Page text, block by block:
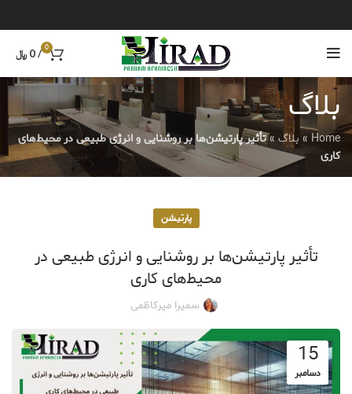
0
/
0 ﷼
بلاگ
Home
» بلاگ »تأثیر پارتیشن‌ها بر روشنایی و انرژی طبیعی در محیط‌های
کاری
پارتیشن
تأثیر پارتیشن‌ها بر روشنایی و انرژی طبیعی در
محیط‌های کاری
سمیرا میرکاظمی
15
دسامبر